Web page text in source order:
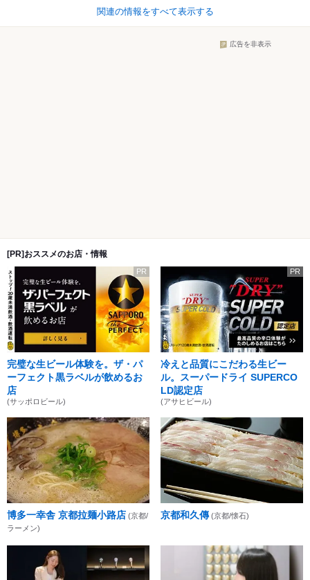
関連の情報をすべて表示する
広告を非表示
[PR]おススメのお店・情報
PR
完璧な生ビール体験を。ザ・パ
ーフェクト黒ラベルが飲めるお
店
(サッポロビール)
PR
冷えと品質にこだわる生ビー
ル。スーパードライ SUPERCO
LD認定店
(アサヒビール)
博多一幸舎 京都拉麺小路店 (京都/
ラーメン)
京都和久傳 (京都/懐石)